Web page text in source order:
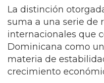
La distinción
suma a una serie de
internacionales que
Dominicana como
materia de
crecimiento